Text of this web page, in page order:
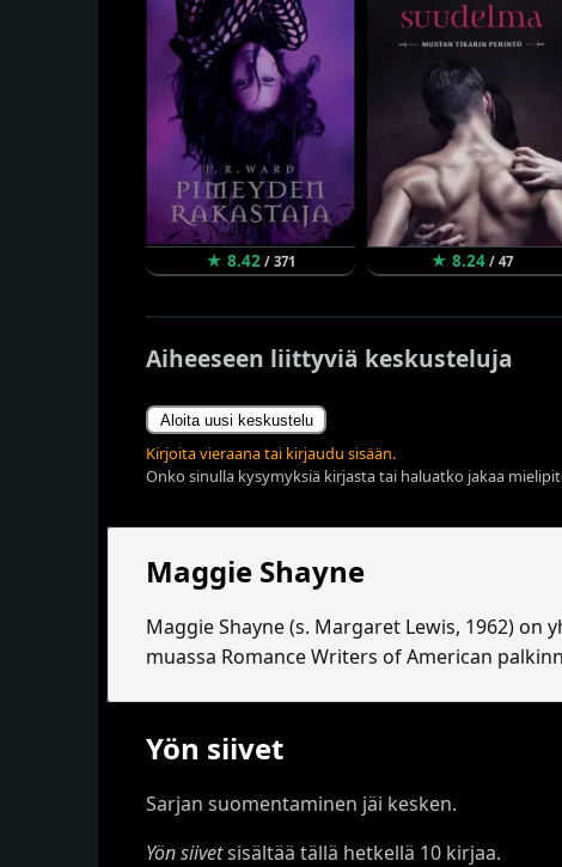
★ 8.42 / 371 ★ 8.24 / 47
Aiheeseen liittyviä keskusteluja
Aloita uusi keskustelu
Kirjoita vieraana tai kirjaudu sisään.
Onko sinulla kysymyksiä kirjasta tai haluatko jakaa
Maggie Shayne
Maggie Shayne (s. Margaret Lewis, 1962)
muassa Romance Writers of American
Yön siivet
Sarjan suomentaminen jäi kesken.
Yön siivetsisältää tällä hetkellä 10 kirjaa.